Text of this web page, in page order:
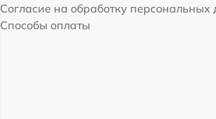
Согласие на обработку
Способы оплаты